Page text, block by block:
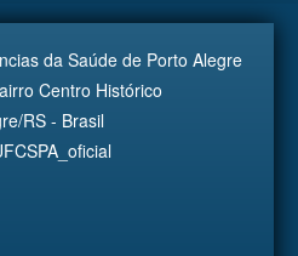
da Saúde de Porto Alegre
Centro Histórico
RS - Brasil